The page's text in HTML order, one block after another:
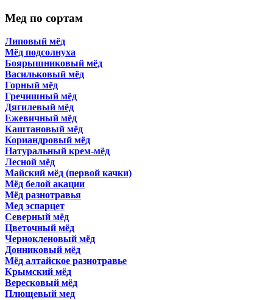
Мед по сортам
Липовый мёд
Мёд подсолнуха
Боярышниковый мёд
Васильковый мёд
Горный мёд
Гречишный мёд
Дягилевый мёд
Ежевичный мёд
Каштановый мёд
Кориандровый мёд
Натуральный крем-мёд
Лесной мёд
Майский мёд (первой качки)
Мёд белой акации
Мёд разнотравья
Мед эспарцет
Северный мёд
Цветочный мёд
Чернокленовый мёд
Донниковый мёд
Мёд алтайское разнотравье
Крымский мёд
Вересковый мёд
Плющевый мед